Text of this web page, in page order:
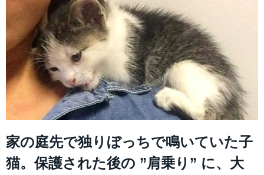
家の庭先で独りぼっちで鳴いていた子
猫。保護された後の ”肩乗り” に、大